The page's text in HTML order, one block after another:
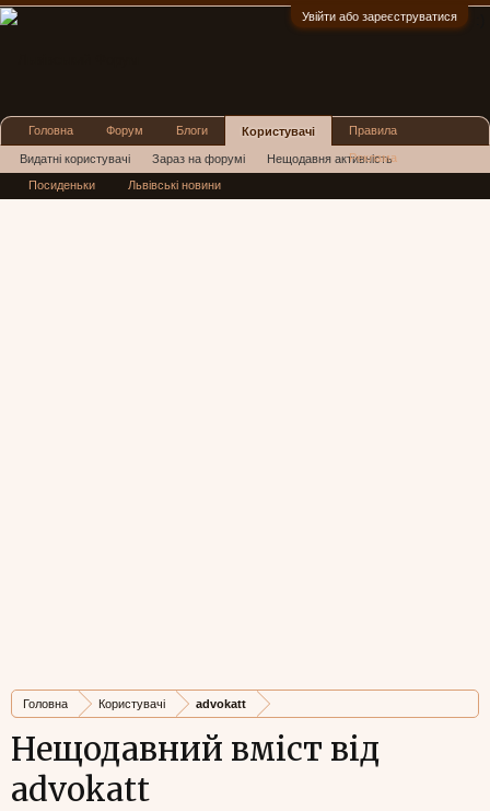
Увійти або зареєструватися
Головна Користувачі advokatt
Нещодавний вміст від
advokatt
Головна Форум Блоги Користувачі
Видатні користувачі Зараз на форумі Нещодавня активність
Нові повідомлення профілю
Правила
Реклама
Посиденьки Львівські новини